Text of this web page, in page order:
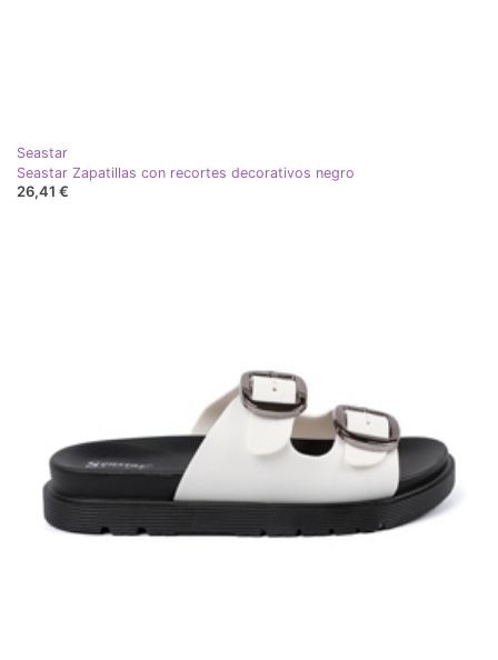
Seastar
Seastar Zapatillas con recortes decorativos negro
26,41 €